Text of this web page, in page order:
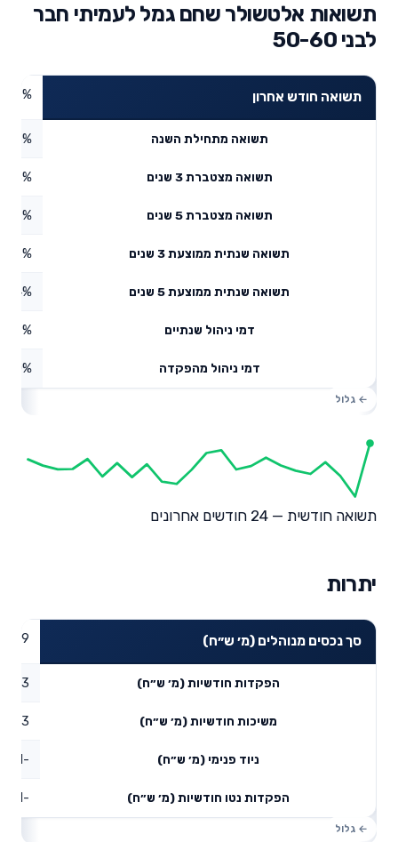
תשואות אלטשולר שחם גמל לעמיתי חבר
לבני 50-60
תשואה חודש אחרון
תשואה מתחילת השנה
תשואה מצטברת 3 שנים
תשואה מצטברת 5 שנים
תשואה שנתית ממוצעת 3 שנים
תשואה שנתית ממוצעת 5 שנים
דמי ניהול שנתיים
דמי ניהול מהפקדה 0%
תשואה חודשית — 24 חודשים אחרונים
יתרות
סך נכסים מנוהלים (מ׳ ש״ח)
הפקדות חודשיות (מ׳ ש״ח) 0.23
משיכות חודשיות (מ׳ ש״ח) 1.03
ניוד פנימי (מ׳ ש״ח) -1.91
הפקדות נטו חודשיות (מ׳ ש״ח) -2.71